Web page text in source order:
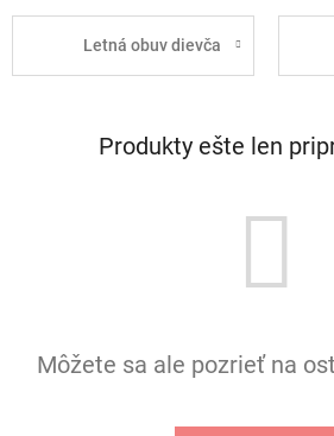
Letná obuv dievča
Produkty ešte len
Môžete sa ale pozrieť na